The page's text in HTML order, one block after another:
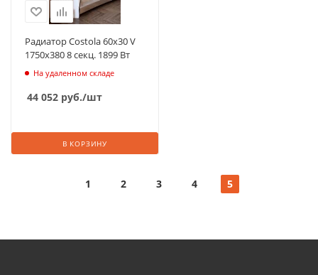
Радиатор Costola 60х30 V
1750х380 8 секц. 1899 Вт
На удаленном складе
44 052 руб./шт
В КОРЗИНУ
1 2 3 4 5